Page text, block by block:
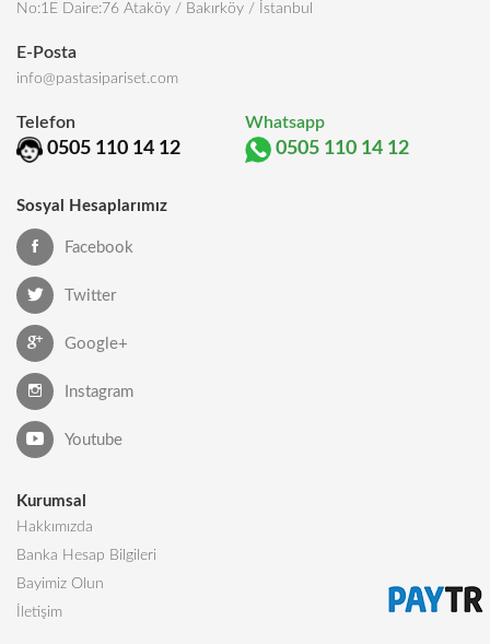
No:1E Daire:76 Ataköy / Bakırköy / İstanbul
E-Posta
info@pastasipariset.com
Telefon
0505 110 14 12
Whatsapp
0505 110 14 12
Sosyal Hesaplarımız
Facebook
Twitter
Google+
Instagram
Youtube
Kurumsal
Hakkımızda
Banka Hesap Bilgileri
Bayimiz Olun
İletişim